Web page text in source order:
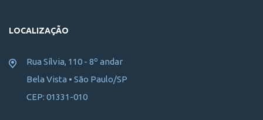
LOCALIZAÇÃO
Rua Sílvia, 110 - 8º andar
Bela Vista • São Paulo/SP
CEP: 01331-010